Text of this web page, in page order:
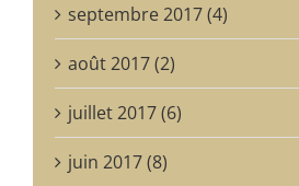
septembre 2017 (4)
août 2017 (2)
juillet 2017 (6)
juin 2017 (8)